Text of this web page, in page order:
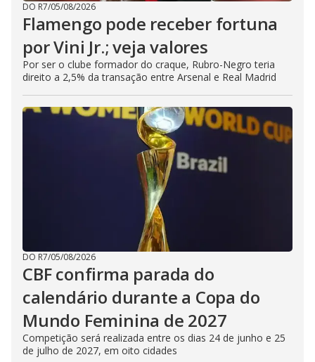
DO R7/05/08/2026
Flamengo pode receber fortuna
por Vini Jr.; veja valores
Por ser o clube formador do craque, Rubro-Negro teria
direito a 2,5% da transação entre Arsenal e Real Madrid
DO R7/05/08/2026
CBF confirma parada do
calendário durante a Copa do
Mundo Feminina de 2027
Competição será realizada entre os dias 24 de junho e 25
de julho de 2027, em oito cidades